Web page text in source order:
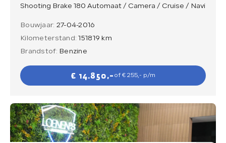
Shooting Brake 180 Automaat / Camera / Cruise / Navi
Bouwjaar: 27-04-2016
Kilometerstand:151819 km
Brandstof: Benzine
€ 14.850,- of € 255,- p/m